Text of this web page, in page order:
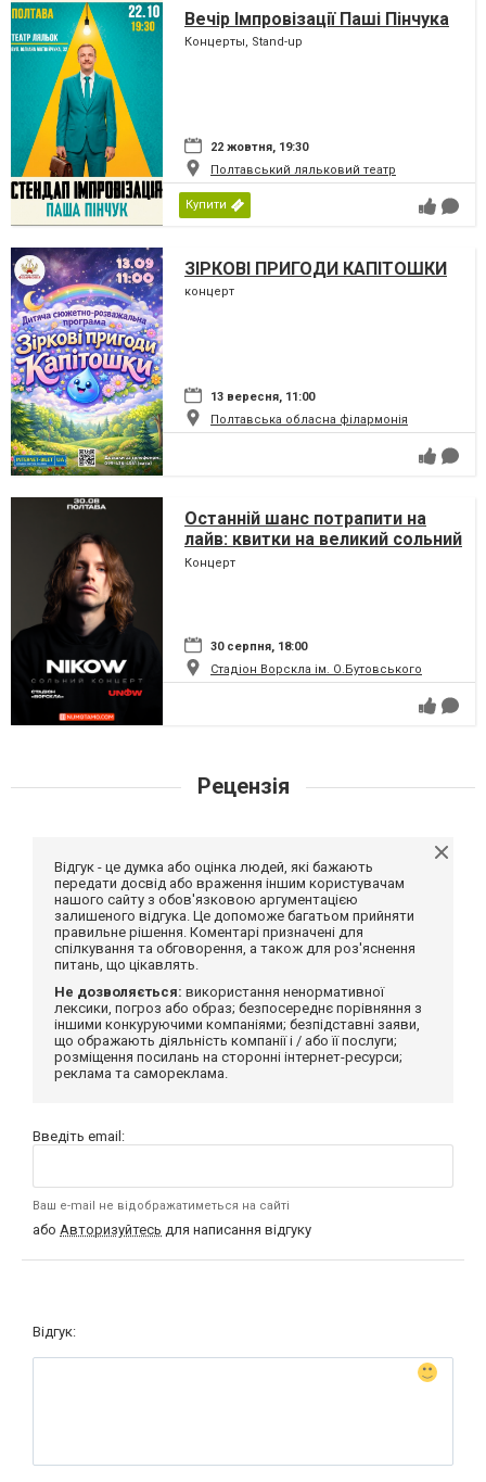
Вечір Імпровізації Паші Пінчука
Концерты, Stand-up
22 жовтня, 19:30
Полтавський ляльковий театр
Купити
ЗІРКОВІ ПРИГОДИ КАПІТОШКИ
концерт
13 вересня, 11:00
Полтавська обласна філармонія
Останній шанс потрапити на
лайв: квитки на великий сольний
концерт Nikow у Полтаві
Концерт
30 серпня, 18:00
Стадіон Ворскла ім. О.Бутовського
Рецензія
Відгук - це думка або оцінка людей, які бажають
передати досвід або враження іншим користувачам
нашого сайту з обов'язковою аргументацією
залишеного відгука. Це допоможе багатьом прийняти
правильне рішення. Коментарі призначені для
спілкування та обговорення, а також для роз'яснення
питань, що цікавлять.
Не дозволяється: використання ненормативної
лексики, погроз або образ; безпосереднє порівняння з
іншими конкуруючими компаніями; безпідставні заяви,
що ображають діяльність компанії і / або її послуги;
розміщення посилань на сторонні інтернет-ресурси;
реклама та самореклама.
Введіть email:
Ваш e-mail не відображатиметься на сайті
або Авторизуйтесь для написання відгуку
Відгук: